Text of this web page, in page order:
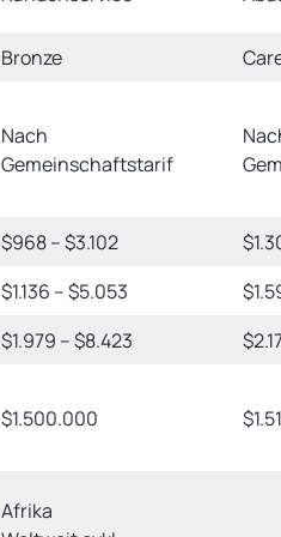
Bronze
Nach
Gemeinschaftstarif
$968 – $3.102
$1.136 – $5.053
$1.979 – $8.423
$1.500.000
Afrika